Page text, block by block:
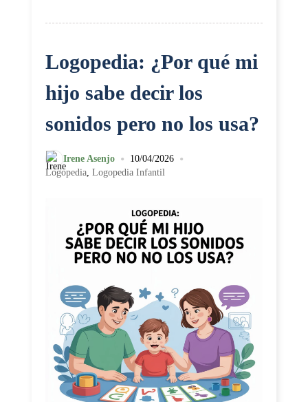
Logopedia: ¿Por qué mi
hijo sabe decir los
sonidos pero no los usa?
Irene Asenjo • 10/04/2026 •
Logopedia, Logopedia Infantil